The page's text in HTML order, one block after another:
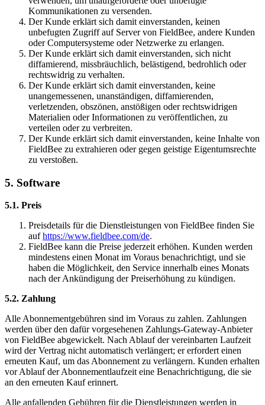
Kommunikationen zu versenden.
Der Kunde erklärt sich damit einverstanden, keinen
unbefugten Zugriff auf Server von FieldBee, andere Kunden
oder Computersysteme oder Netzwerke zu erlangen.
Der Kunde erklärt sich damit einverstanden, sich nicht
diffamierend, missbräuchlich, belästigend, bedrohlich oder
rechtswidrig zu verhalten.
Der Kunde erklärt sich damit einverstanden, keine
unangemessenen, unanständigen, diffamierenden,
verletzenden, obszönen, anstößigen oder rechtswidrigen
Materialien oder Informationen zu veröffentlichen, zu
verteilen oder zu verbreiten.
Der Kunde erklärt sich damit einverstanden, keine Inhalte von
FieldBee zu extrahieren oder gegen geistige Eigentumsrechte
zu verstoßen.
5. Software
5.1. Preis
Preisdetails für die Dienstleistungen von FieldBee finden Sie
auf https://www.fieldbee.com/de.
FieldBee kann die Preise jederzeit erhöhen. Kunden werden
mindestens einen Monat im Voraus benachrichtigt, und sie
haben die Möglichkeit, den Service innerhalb eines Monats
nach der Ankündigung der Preiserhöhung zu kündigen.
5.2. Zahlung
Alle Abonnementgebühren sind im Voraus zu zahlen. Zahlungen
werden über den dafür vorgesehenen Zahlungs-Gateway-Anbieter
von FieldBee abgewickelt. Nach Ablauf der vereinbarten Laufzeit
wird der Vertrag nicht automatisch verlängert; er erfordert einen
erneuten Kauf, um das Abonnement zu verlängern. Kunden erhalten
vor Ablauf der Abonnementlaufzeit eine Benachrichtigung, die sie
an den erneuten Kauf erinnert.
Alle anfallenden Gebühren für die Dienstleistungen werden in